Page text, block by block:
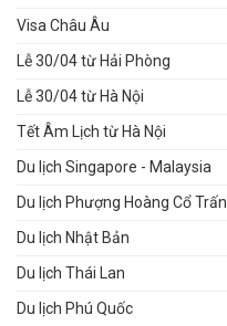
Visa Châu Âu
Lễ 30/04 từ Hải Phòng
Lễ 30/04 từ Hà Nội
Tết Âm Lịch từ Hà Nội
Du lịch Singapore - Malaysia
Du lịch Phượng Hoàng Cổ Trấn
Du lịch Nhật Bản
Du lịch Thái Lan
Du lịch Phú Quốc